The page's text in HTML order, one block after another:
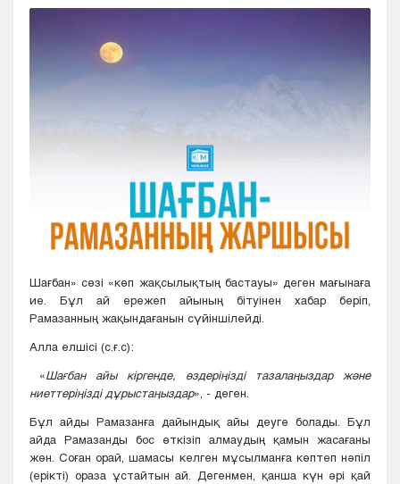
Петропавловск
Семей
Шағбан» сөзі «көп жақсылықтың бастауы» деген мағынаға
ие. Бұл ай ережеп айының бітуінен хабар беріп,
Рамазанның жақындағанын сүйіншілейді.
Алла елшісі (с.ғ.с):
«Шағбан айы кіргенде, өздеріңізді тазалаңыздар
және
ниеттеріңізді дұрыстаңыздар», - деген.
Бұл айды Рамазанға дайындық айы деуге болады. Бұл
айда Рамазанды бос өткізіп алмаудың қамын жасағаны
жөн. Соған орай, шамасы келген мұсылманға көптеп нәпіл
(ерікті) ораза ұстайтын ай. Дегенмен, қанша күн әрі қай